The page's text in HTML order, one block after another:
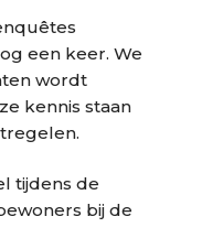
een keer. We
wordt
kennis staan
tijdens de
bij de